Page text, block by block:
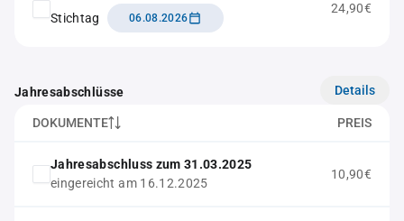
Stichtag
06.08.2026
24,90€
Jahresabschlüsse Details
DOKUMENTE PREIS
Jahresabschluss zum 31.03.2025
eingereicht am 16.12.2025
10,90€